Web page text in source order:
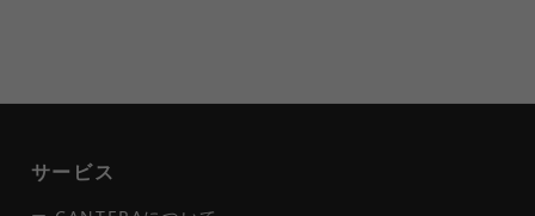
サービス